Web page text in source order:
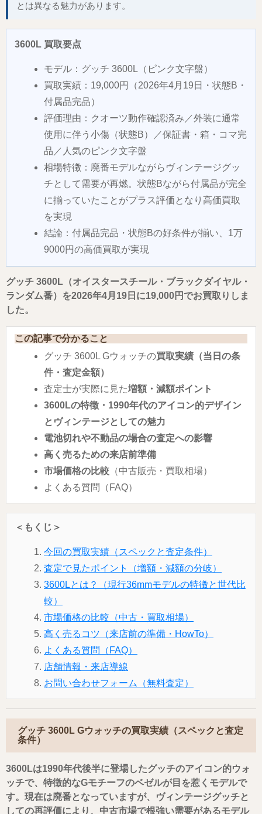
とは異なる魅力があります。
3600L 買取要点
モデル：グッチ 3600L（ピンク文字盤）
買取実績：19,000円（2026年4月19日・状態B・
付属品完品）
評価理由：クオーツ動作確認済み／外装に通常
使用に伴う小傷（状態B）／保証書・箱・コマ完
品／人気のピンク文字盤
相場特徴：廃番モデルながらヴィンテージグッ
チとして需要が再燃。状態Bながら付属品が完全
に揃っていたことがプラス評価となり高価買取
を実現
結論：付属品完品・状態Bの好条件が揃い、1万
9000円の高価買取が実現
グッチ 3600L（オイスタースチール・ブラックダイヤル・
ランダム番）を2026年4月19日に19,000円でお買取りしま
した。
この記事で分かること
グッチ 3600L Gウォッチの買取実績（当日の条
件・査定金額）
査定士が実際に見た増額・減額ポイント
3600Lの特徴・1990年代のアイコン的デザイン
とヴィンテージとしての魅力
電池切れや不動品の場合の査定への影響
高く売るための来店前準備
市場価格の比較 （中古販売・買取相場）
よくある質問（FAQ）
＜もくじ＞
今回の買取実績（スペックと査定条件）
査定で見たポイント（増額・減額の分岐）
3600Lとは？（現行36mmモデルの特徴と世代比
較）
市場価格の比較（中古・買取相場）
高く売るコツ（来店前の準備・HowTo）
よくある質問（FAQ）
店舗情報・来店導線
お問い合わせフォーム（無料査定）
グッチ 3600L Gウォッチの買取実績（スペックと査定
条件）
3600Lは1990年代後半に登場したグッチのアイコン的ウォ
ッチで、特徴的なGモチーフのベゼルが目を惹くモデルで
す。現在は廃番となっていますが、ヴィンテージグッチと
しての再評価により、中古市場で根強い需要があるモデル